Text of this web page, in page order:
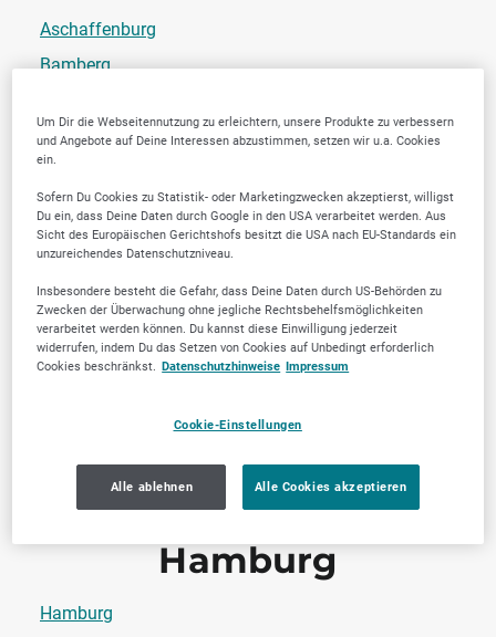
Aschaffenburg
Bamberg
Erlangen
Ingolstadt
München
Nürnberg
Hamburg
Hamburg
Um Dir die Webseitennutzung zu erleichtern, unsere Produkte zu verbessern
und Angebote auf Deine Interessen abzustimmen, setzen wir u.a. Cookies
ein.
Sofern Du Cookies zu Statistik- oder Marketingzwecken akzeptierst, willigst
Du ein, dass Deine Daten durch Google in den USA verarbeitet werden. Aus
Sicht des Europäischen Gerichtshofs besitzt die USA nach EU-Standards ein
unzureichendes Datenschutzniveau.
Insbesondere besteht die Gefahr, dass Deine Daten durch US-Behörden zu
Zwecken der Überwachung ohne jegliche Rechtsbehelfsmöglichkeiten
verarbeitet werden können. Du kannst diese Einwilligung jederzeit
widerrufen, indem Du das Setzen von Cookies auf Unbedingt erforderlich
Cookies beschränkst. Datenschutzhinweise Impressum
Cookie-Einstellungen
Alle ablehnen Alle Cookies akzeptieren